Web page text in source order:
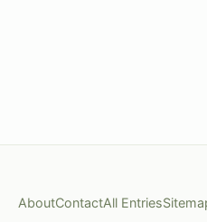
AboutContactAll Entries